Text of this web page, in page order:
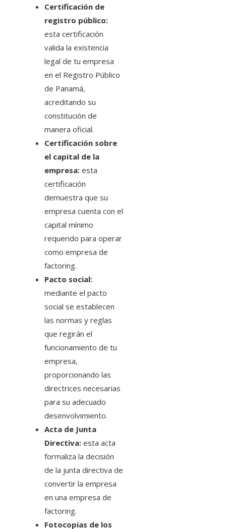
Certificación de
registro público:
esta certificación
valida la existencia
legal de tu empresa
en el Registro Público
de Panamá,
acreditando su
constitución de
manera oficial.
Certificación sobre
el capital de la
empresa: esta
certificación
demuestra que su
empresa cuenta con el
capital mínimo
requerido para operar
como empresa de
factoring.
Pacto social:
mediante el pacto
social se establecen
las normas y reglas
que regirán el
funcionamiento de tu
empresa,
proporcionando las
directrices necesarias
para su adecuado
desenvolvimiento.
Acta de Junta
Directiva: esta acta
formaliza la decisión
de la junta directiva de
convertir la empresa
en una empresa de
factoring.
Fotocopias de los